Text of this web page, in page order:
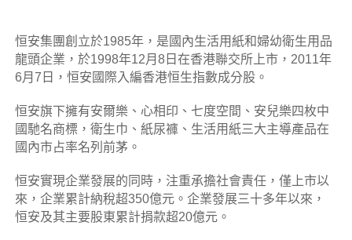
恒安集團創立於1985年，是國內生活用紙和婦幼衛生用品
龍頭企業 ，於1998年12月8日在香港聯交所上市， 2011年
6月7日，恒安國際入編香港恒生指數成分股。
恒安旗下擁有安爾樂、心相印、七度空間、安兒樂四枚中
國馳名商標，衛生巾、紙尿褲、生活用紙三大主導產品在
國內市占率名列前茅。
恒安實現企業發展的同時，注重承擔社會責任，僅上市以
來，企業累計納稅超350億元。企業發展三十多年以來，
恒安及其主要股東累計捐款超20億元。